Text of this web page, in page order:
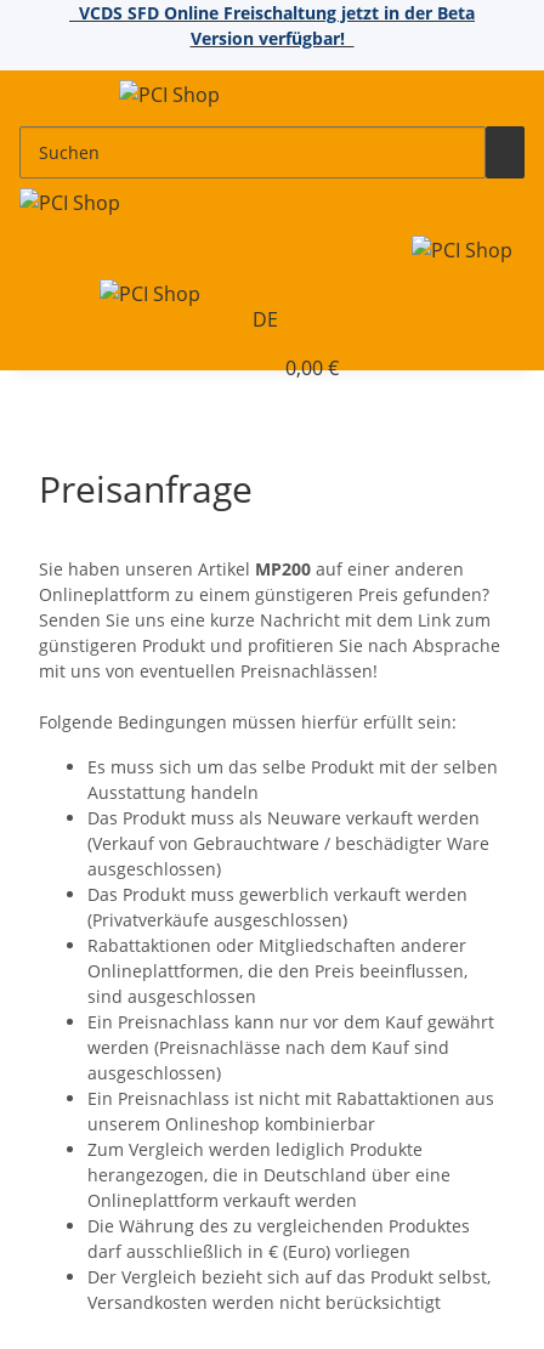
VCDS SFD Online Freischaltung jetzt in der Beta
Version verfügbar!
DE
0,00 €
Preisanfrage
Sie haben unseren Artikel MP200 auf einer anderen
Onlineplattform zu einem günstigeren Preis gefunden?
Senden Sie uns eine kurze Nachricht mit dem Link zum
günstigeren Produkt und profitieren Sie nach Absprache
mit uns von eventuellen Preisnachlässen!
Folgende Bedingungen müssen hierfür erfüllt sein:
Es muss sich um das selbe Produkt mit der selben
Ausstattung handeln
Das Produkt muss als Neuware verkauft werden
(Verkauf von Gebrauchtware / beschädigter Ware
ausgeschlossen)
Das Produkt muss gewerblich verkauft werden
(Privatverkäufe ausgeschlossen)
Rabattaktionen oder Mitgliedschaften anderer
Onlineplattformen, die den Preis beeinflussen,
sind ausgeschlossen
Ein Preisnachlass kann nur vor dem Kauf gewährt
werden (Preisnachlässe nach dem Kauf sind
ausgeschlossen)
Ein Preisnachlass ist nicht mit Rabattaktionen aus
unserem Onlineshop kombinierbar
Zum Vergleich werden lediglich Produkte
herangezogen, die in Deutschland über eine
Onlineplattform verkauft werden
Die Währung des zu vergleichenden Produktes
darf ausschließlich in € (Euro) vorliegen
Der Vergleich bezieht sich auf das Produkt selbst,
Versandkosten werden nicht berücksichtigt